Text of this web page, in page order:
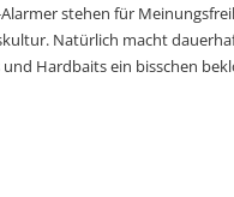
stehen für
Natürlich macht
Hardbaits ein bisschen